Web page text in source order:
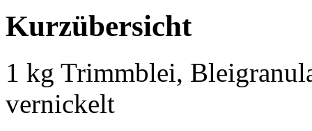
Kurzübersicht
1 kg Trimmblei,
vernickelt